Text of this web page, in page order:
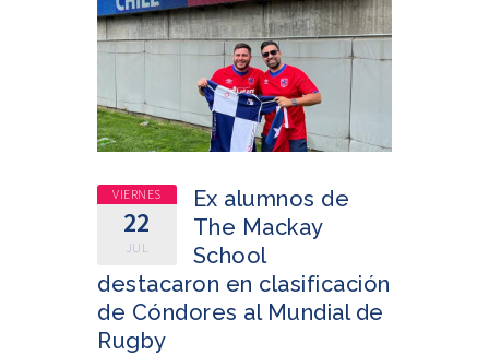
VIERNES
22
JUL
Ex alumnos de
The Mackay
School
destacaron en clasificación
de Cóndores al Mundial de
Rugby